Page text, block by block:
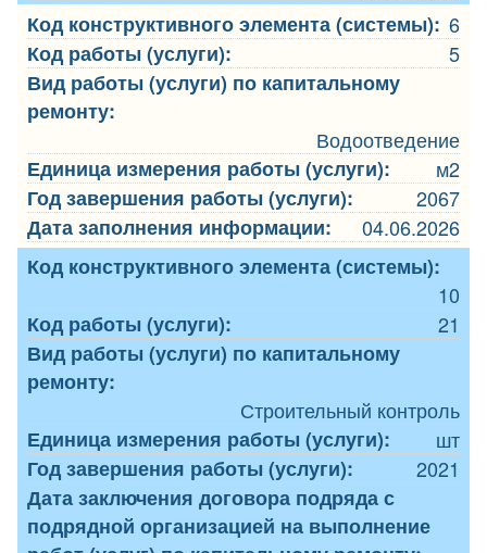
Код конструктивного элемента (системы): 6
Код работы (услуги):
5
Вид работы (услуги) по капитальному
ремонту:
Водоотведение
Единица измерения работы (услуги):
м2
Год завершения работы (услуги):
2067
Дата заполнения информации:
04.06.2026
Код конструктивного элемента (системы):
10
Код работы (услуги):
21
Вид работы (услуги) по капитальному
ремонту:
Строительный контроль
Единица измерения работы (услуги):
шт
Год завершения работы (услуги):
2021
Дата заключения договора подряда с
подрядной организацией на выполнение